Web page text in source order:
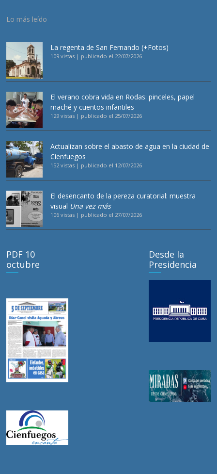
Lo más leído
La regenta de San Fernando (+Fotos)
109 vistas | publicado el 22/07/2026
El verano cobra vida en Rodas: pinceles, papel
maché y cuentos infantiles
129 vistas | publicado el 25/07/2026
Actualizan sobre el abasto de agua en la ciudad de
Cienfuegos
152 vistas | publicado el 12/07/2026
El desencanto de la pereza curatorial: muestra
visual Una vez más
106 vistas | publicado el 27/07/2026
PDF 10
octubre
Desde la
Presidencia